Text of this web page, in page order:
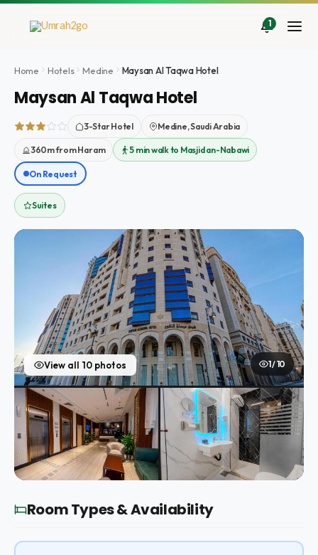
Aller
1
Home Hotels Medine Maysan Al Taqwa Hotel
Maysan Al Taqwa Hotel
3-Star Hotel Medine, Saudi Arabia
360m from Haram 5 min walk to Masjid an-Nabawi
On Request
Suites
View all 10 photos 1 / 10
Room Types & Availability